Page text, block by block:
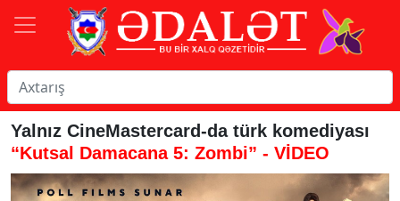
Yalnız CineMastercard-da türk komediyası
“Kutsal Damacana 5: Zombi” - VİDEO